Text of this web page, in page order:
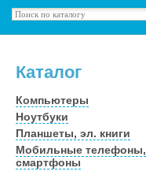
Каталог
Компьютеры
Ноутбуки
Планшеты, эл. книги
Мобильные телефоны,
смартфоны